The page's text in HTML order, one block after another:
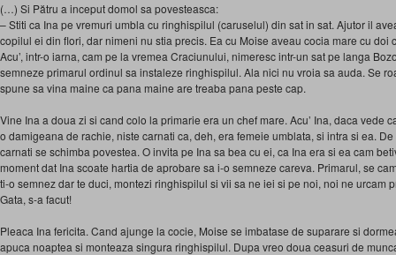
(…) Si Pătru a inceput domol sa povesteasca:
– Stiti ca Ina pe vremuri umbla cu ringhispilul (caruselul) din sat in sat. Ajutor il
copilul ei din flori, dar nimeni nu stia precis. Ea cu Moise aveau cocia mare cu doi
Acu’, intr-o iarna, cam pe la vremea Craciunului, nimeresc intr-un sat pe langa
semneze primarul ordinul sa instaleze ringhispilul. Ala nici nu vroia sa auda. Se
spune sa vina maine ca pana maine are treaba pana peste cap.
Vine Ina a doua zi si cand colo la primarie era un chef mare. Acu’ Ina, daca vede
o damigeana de rachie, niste carnati ca, deh, era femeie umblata, si intra si ea.
carnati se schimba povestea. O invita pe Ina sa bea cu ei, ca Ina era si ea cam
moment dat Ina scoate hartia de aprobare sa i-o semneze careva. Primarul, se
ti-o semnez dar te duci, montezi ringhispilul si vii sa ne iei si pe noi, noi ne urcam
Gata, s-a facut!
Pleaca Ina fericita. Cand ajunge la cocie, Moise se imbatase de suparare si
apuca noaptea si monteaza singura ringhispilul. Dupa vreo doua ceasuri de